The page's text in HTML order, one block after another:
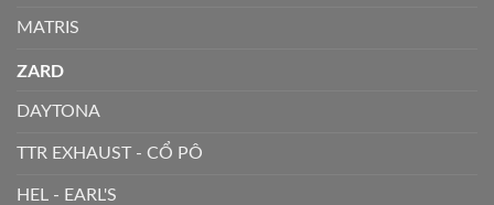
MATRIS
ZARD
DAYTONA
TTR EXHAUST - CỔ PÔ
HEL - EARL'S